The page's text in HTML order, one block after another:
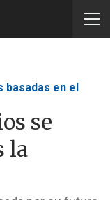
basadas en el
se
la